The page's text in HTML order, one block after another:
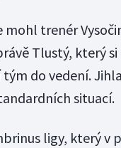
mohl trenér
Tlustý, který si
do vedení.
situací.
ligy, který